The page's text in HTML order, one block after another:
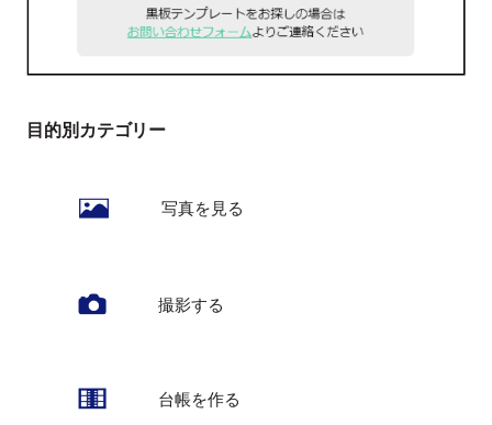
目的別カテゴリー
写真を見る
撮影する
台帳を作る